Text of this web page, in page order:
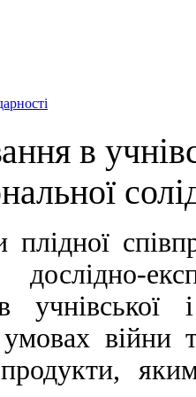
в
плідної
дослідно-
і
умовах війни